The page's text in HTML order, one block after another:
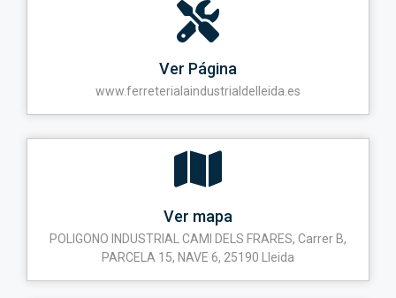
Ver Página
www.ferreterialaindustrialdelleida.es
Ver mapa
POLIGONO INDUSTRIAL CAMI DELS FRARES, Carrer B,
PARCELA 15, NAVE 6, 25190 Lleida